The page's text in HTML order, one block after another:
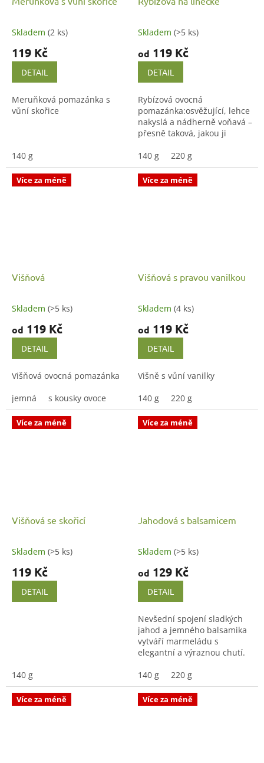
Skladem (2 ks)
119 Kč
DETAIL
Meruňková pomazánka s
vůní skořice
140 g
Skladem (>5 ks)
od 119 Kč
DETAIL
Rybízová ovocná
pomazánka:osvěžující, lehce
nakyslá a nádherně voňavá –
přesně taková, jakou ji
140 g
220 g
Více za méně
Višňová
Skladem (>5 ks)
od 119 Kč
DETAIL
Višňová ovocná pomazánka
jemná
s kousky ovoce
Více za méně
Višňová s pravou vanilkou
Skladem (4 ks)
od 119 Kč
DETAIL
Višně s vůní vanilky
140 g
220 g
Více za méně
Višňová se skořicí
Skladem (>5 ks)
119 Kč
DETAIL
140 g
Více za méně
Jahodová s balsamicem
Skladem (>5 ks)
od 129 Kč
DETAIL
Nevšední spojení sladkých
jahod a jemného balsamika
vytváří marmeládu s
elegantní a výraznou chutí.
malých dávkách pro chvíle,
kdy chcete něco trochu...
140 g 220 g
Více za méně Více za méně